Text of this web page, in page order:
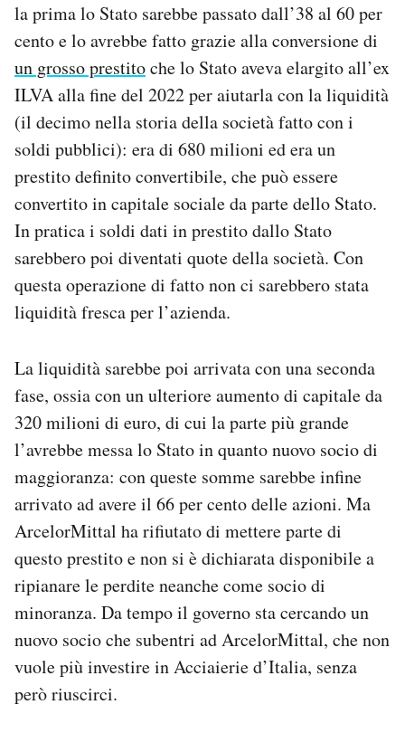
la prima lo Stato sarebbe passato dall’38 al 60 per
cento e lo avrebbe fatto grazie alla conversione di
un grosso prestitoche lo Stato aveva elargito all’ex
ILVA alla fine del 2022 per aiutarla con la liquidità
(il decimo nella storia della società fatto con i
soldi pubblici): era di 680 milioni ed era un
prestito definito convertibile, che può essere
convertito in capitale sociale da parte dello Stato.
In pratica i soldi dati in prestito dallo Stato
sarebbero poi diventati quote della società. Con
questa operazione di fatto non ci sarebbero stata
liquidità fresca per l’azienda.
La liquidità sarebbe poi arrivata con una seconda
fase, ossia con un ulteriore aumento di capitale da
320 milioni di euro, di cui la parte più grande
l’avrebbe messa lo Stato in quanto nuovo socio di
maggioranza: con queste somme sarebbe infine
arrivato ad avere il 66 per cento delle azioni. Ma
ArcelorMittal ha rifiutato di mettere parte di
questo prestito e non si è dichiarata disponibile a
ripianare le perdite neanche come socio di
minoranza. Da tempo il governo sta cercando un
nuovo socio che subentri ad ArcelorMittal, che non
vuole più investire in Acciaierie d’Italia, senza
però riuscirci.